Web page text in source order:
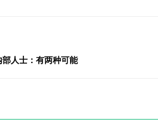
人士：有两种可能